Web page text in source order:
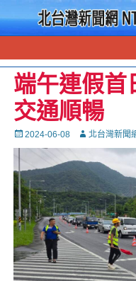
端午連假首
交通順暢
Posted
on
2024-06-08 Autor北台灣新聞